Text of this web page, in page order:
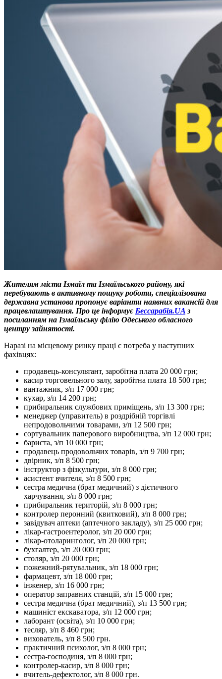
Жителям міста Ізмаїл та Ізмаїльського району, які
перебувають в активному пошуку роботи, спеціалізована
державна установа пропонує варіанти наявних вакансій для
працевлаштування. Про це інформує Бессарабія.UA з
посиланням на Ізмаїльську філію Одеського обласного
центру зайнятості.
Наразі на місцевому ринку праці є потреба у наступних
фахівцях:
продавець-консультант, заробітна плата 20 000 грн;
касир торговельного залу, заробітна плата 18 500 грн;
вантажник, з/п 17 000 грн;
кухар, з/п 14 200 грн;
прибиральник службових приміщень, з/п 13 300 грн;
менеджер (управитель) в роздрібній торгівлі
непродовольчими товарами, з/п 12 500 грн;
сортувальник паперового виробництва, з/п 12 000 грн;
бариста, з/п 10 000 грн;
продавець продовольчих товарів, з/п 9 700 грн;
двірник, з/п 8 500 грн;
інструктор з фізкультури, з/п 8 000 грн;
асистент вчителя, з/п 8 500 грн;
сестра медична (брат медичний) з дієтичного
харчування, з/п 8 000 грн;
прибиральник територій, з/п 8 000 грн;
контролер перонний (квитковий), з/п 8 000 грн;
завідувач аптеки (аптечного закладу), з/п 25 000 грн;
лікар-гастроентеролог, з/п 20 000 грн;
лікар-отоларинголог, з/п 20 000 грн;
бухгалтер, з/п 20 000 грн;
столяр, з/п 20 000 грн;
пожежний-рятувальник, з/п 18 000 грн;
фармацевт, з/п 18 000 грн;
інженер, з/п 16 000 грн;
оператор заправних станцій, з/п 15 000 грн;
сестра медична (брат медичний), з/п 13 500 грн;
машиніст екскаватора, з/п 12 000 грн;
лаборант (освіта), з/п 10 000 грн;
тесляр, з/п 8 460 грн;
вихователь, з/п 8 500 грн.
практичний психолог, з/п 8 000 грн;
сестра-господиня, з/п 8 000 грн;
контролер-касир, з/п 8 000 грн;
вчитель-дефектолог, з/п 8 000 грн.